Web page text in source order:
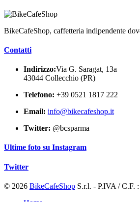
BikeCafeShop, caffetteria indipendente
Contatti
Indirizzo:Via G. Saragat, 13a
43044 Collecchio (PR)
Telefono: +39 0521 1817 222
Email: info@bikecafeshop.it
Twitter: @bcsparma
Ultime foto su Instagram
Twitter
© 2026 BikeCafeShop S.r.l. - P.IVA / C.F.